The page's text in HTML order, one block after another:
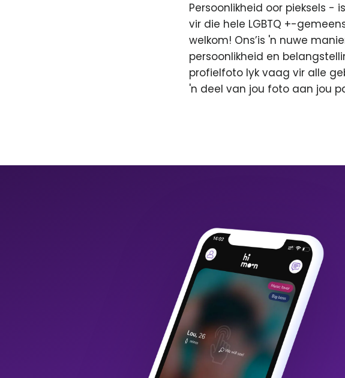
Persoonlikheid oor pieksels -
vir die hele LGBTQ +-
welkom! Ons’is 'n nuwe
persoonlikheid en
profielfoto lyk vaag vir alle
'n deel van jou foto aan jou